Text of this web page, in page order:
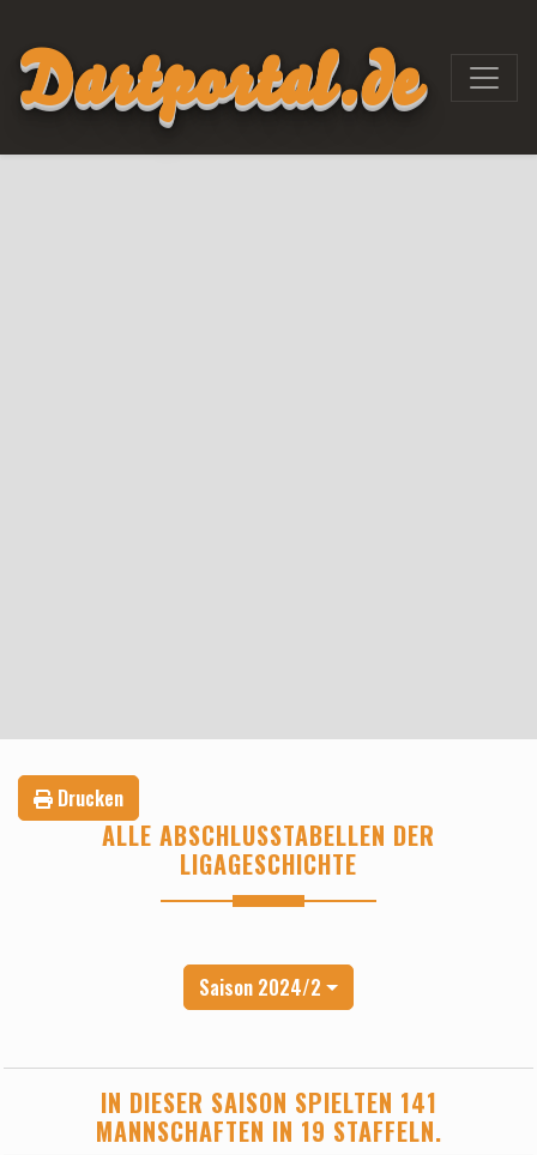
Dartportal.de
Drucken
ALLE ABSCHLUSSTABELLEN DER
LIGAGESCHICHTE
Saison 2024/2
IN DIESER SAISON SPIELTEN 141
MANNSCHAFTEN IN 19 STAFFELN.